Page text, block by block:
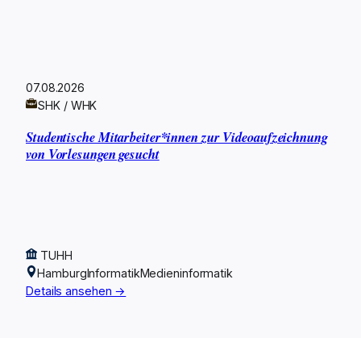
07.08.2026
SHK / WHK
Studentische Mitarbeiter*innen zur Videoaufzeichnung
von Vorlesungen gesucht
TUHH
HamburgInformatikMedieninformatik
Details ansehen →